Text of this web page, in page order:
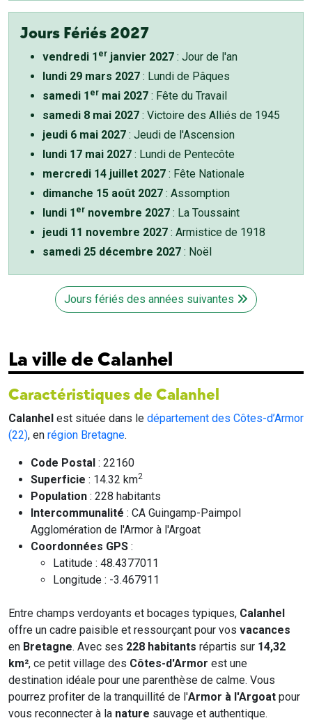
Jours Fériés 2027
vendredi 1 er janvier 2027 : Jour de l'an
lundi 29 mars 2027 : Lundi de Pâques
samedi 1 er mai 2027 : Fête du Travail
samedi 8 mai 2027 : Victoire des Alliés de 1945
jeudi 6 mai 2027 : Jeudi de l'Ascension
lundi 17 mai 2027 : Lundi de Pentecôte
mercredi 14 juillet 2027 : Fête Nationale
dimanche 15 août 2027 : Assomption
lundi 1 er novembre 2027 : La Toussaint
jeudi 11 novembre 2027 : Armistice de 1918
samedi 25 décembre 2027 : Noël
Jours fériés des années suivantes
La ville de Calanhel
Caractéristiques de Calanhel
Calanhel est située dans le département des Côtes-d’Armor
(22), en région Bretagne.
Code Postal : 22160
Superficie : 14.32 km2
Population : 228 habitants
Intercommunalité : CA Guingamp-Paimpol
Agglomération de l'Armor à l'Argoat
Coordonnées GPS :
Latitude : 48.4377011
Longitude : -3.467911
Entre champs verdoyants et bocages typiques, Calanhel
offre un cadre paisible et ressourçant pour vos vacances
en Bretagne. Avec ses 228 habitants répartis sur 14,32
km², ce petit village des Côtes-d'Armor est une
destination idéale pour une parenthèse de calme. Vous
pourrez profiter de la tranquillité de l'Armor à l'Argoat pour
vous reconnecter à la nature sauvage et authentique.